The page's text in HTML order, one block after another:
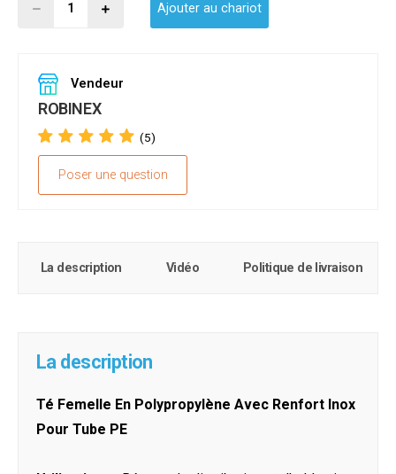
Ajouter au chariot
Vendeur
ROBINEX
(5)
Poser une question
La description Vidéo Politique de livraison
La description
Té Femelle En Polypropylène Avec Renfort Inox
Pour Tube PE